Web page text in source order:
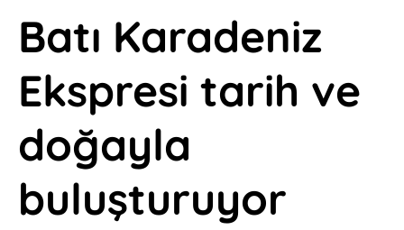
Batı Karadeniz
Ekspresi tarih ve
doğayla
buluşturuyor